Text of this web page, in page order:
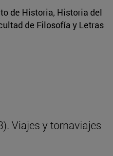
de Historia, Historia del
de Filosofía y Letras
Viajes y tornaviajes